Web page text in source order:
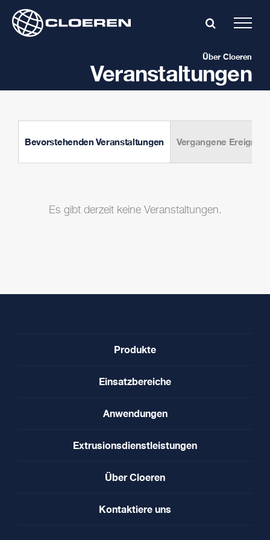
content
Veranstaltungen
Über Cloeren
Bevorstehenden Veranstaltungen Vergangene
Es gibt derzeit keine Veranstaltungen.
Produkte
Einsatzbereiche
Anwendungen
Extrusionsdienstleistungen
Über Cloeren
Kontaktiere uns